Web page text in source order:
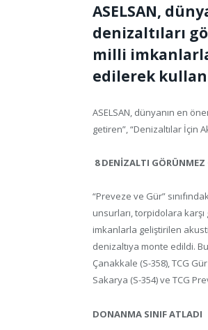
ASELSAN,
denizaltıları
milli
edilerek
ASELSAN, dünyanın en
getiren”, “Denizaltılar İçin
8 DENİZALTI GÖRÜNMEZ
“Preveze ve Gür”
unsurları, torpidolara
imkanlarla geliştirilen
denizaltıya monte edildi. Bu
Çanakkale (S-358), TCG
Sakarya (S-354) ve TCG
DONANMA SINIF ATLADI